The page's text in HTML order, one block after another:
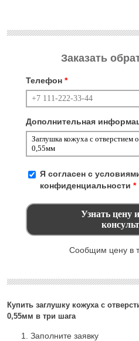
Купить заглушку кожуха с
0,55мм в три шага
Заполните заявку
Заказать
Телефон *
Дополнительная
Я согласен с
конфиденциальности *
Сообщим цену в